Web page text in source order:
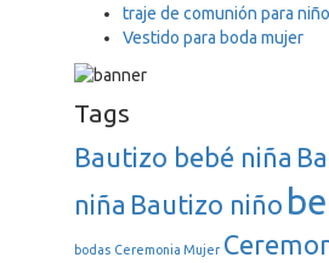
traje de comunión para niño
Vestido para boda mujer
Tags
Bautizo bebé niña
niña Bautizo niño
bodas Ceremonia Mujer